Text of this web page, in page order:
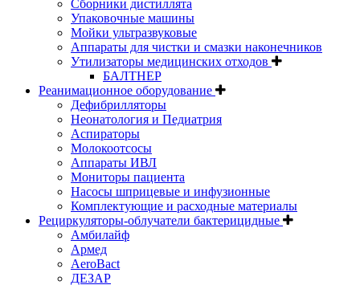
Сборники дистиллята
Упаковочные машины
Мойки ультразвуковые
Аппараты для чистки и смазки наконечников
Утилизаторы медицинских отходов
БАЛТНЕР
Реанимационное оборудование
Дефибрилляторы
Неонатология и Педиатрия
Аспираторы
Молокоотсосы
Аппараты ИВЛ
Мониторы пациента
Насосы шприцевые и инфузионные
Комплектующие и расходные материалы
Рециркуляторы-облучатели бактерицидные
Амбилайф
Армед
AeroBact
ДЕЗАР